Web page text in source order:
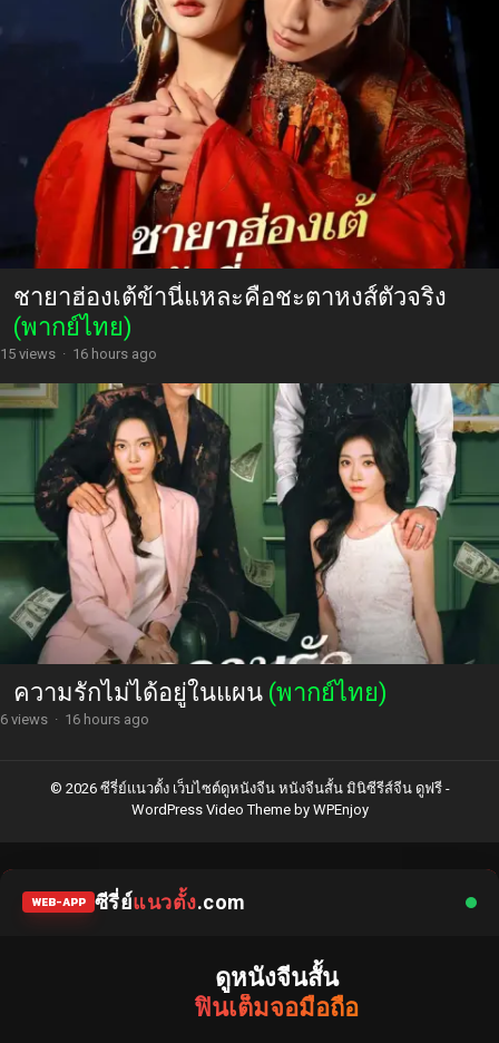
ชายาฮ่องเต้ข้านี่แหละคือชะตาหงส์ตัวจริง
(พากย์ไทย)
15 views · 16 hours ago
ความรักไม่ได้อยู่ในแผน (พากย์ไทย)
6 views · 16 hours ago
© 2026 ซีรี่ย์แนวตั้ง เว็บไซต์ดูหนังจีน หนังจีนสั้น มินิซีรีส์จีน ดูฟรี -
WordPress Video Themeby WPEnjoy
WEB-APP ซีรี่ย์แนวตั้ง.com
ดูหนังจีนสั้น
ฟินเต็มจอมือถือ